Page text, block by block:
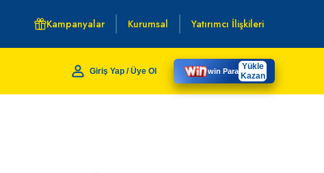
Kampanyalar Kurumsal Yatırımcı İlişkileri
Giriş Yap / Üye Ol win Para Yükle
Kazan